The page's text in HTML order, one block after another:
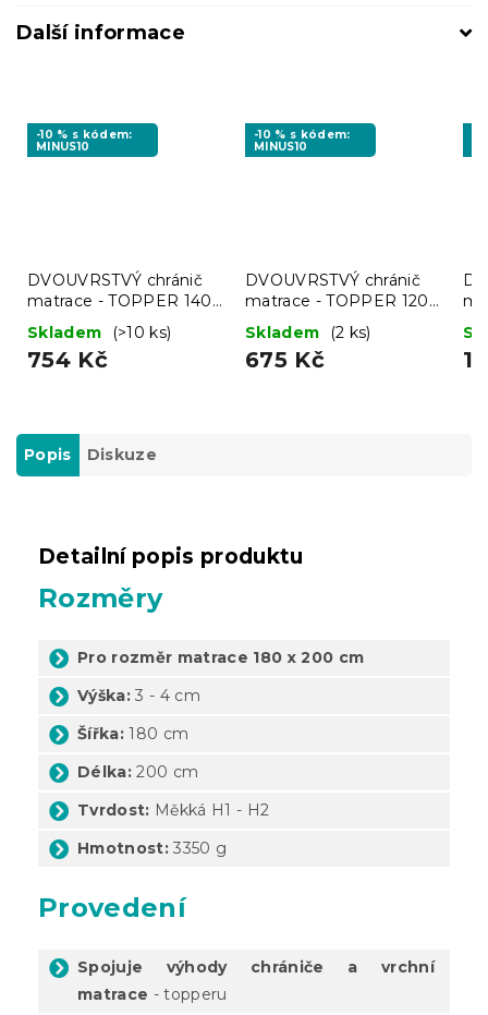
Další informace
-10 % s kódem:
MINUS10
DVOUVRSTVÝ chránič
matrace - TOPPER 140
x 200 cm
Skladem (>10 ks)
754 Kč
-10 % s kódem:
MINUS10
DVOUVRSTVÝ chránič
matrace - TOPPER 120
x 200 cm
Skladem (2 ks)
675 Kč 1
Popis Diskuze
Detailní popis produktu
Rozměry
Pro rozměr matrace 180 x 200 cm
Výška: 3 - 4 cm
Šířka: 180 cm
Délka: 200 cm
Tvrdost: Měkká H1 - H2
Hmotnost: 3350 g
Provedení
Spojuje výhody chrániče a vrchní
matrace - topperu